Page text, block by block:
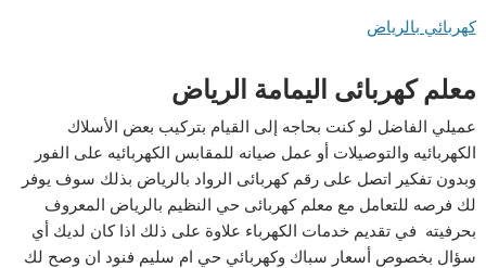
كهربائي بالرياض
معلم كهربائى اليمامة الرياض
عميلي الفاضل لو كنت بحاجه إلى القيام بتركيب بعض الأسلاك
الكهربائيه والتوصيلات أو عمل صيانه للمقابس الكهربائيه على الفور
وبدون تفكير اتصل على رقم كهربائى الرواد بالرياض بذلك سوف يوفر
لك فرصه للتعامل مع معلم كهربائى حي النظيم بالرياض المعروف
بحرفيته في تقديم خدمات الكهرباء علاوة على ذلك اذا كان لديك أي
سؤال بخصوص أسعار سباك وكهربائي حي ام سليم فنود ان وصح لك